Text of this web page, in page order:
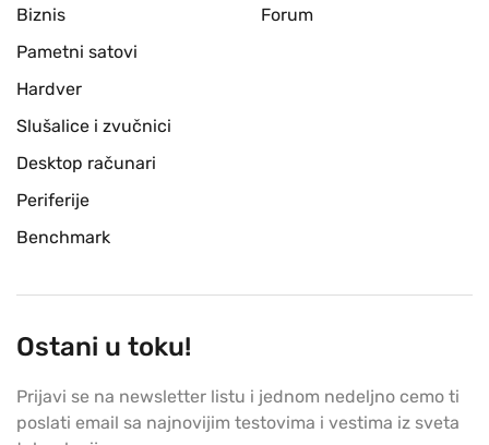
Biznis
Pametni satovi
Hardver
Slušalice i zvučnici
Desktop računari
Periferije
Benchmark
Forum
Ostani u toku!
Prijavi se na newsletter listu i jednom nedeljno cemo ti
poslati email sa najnovijim testovima i vestima iz sveta